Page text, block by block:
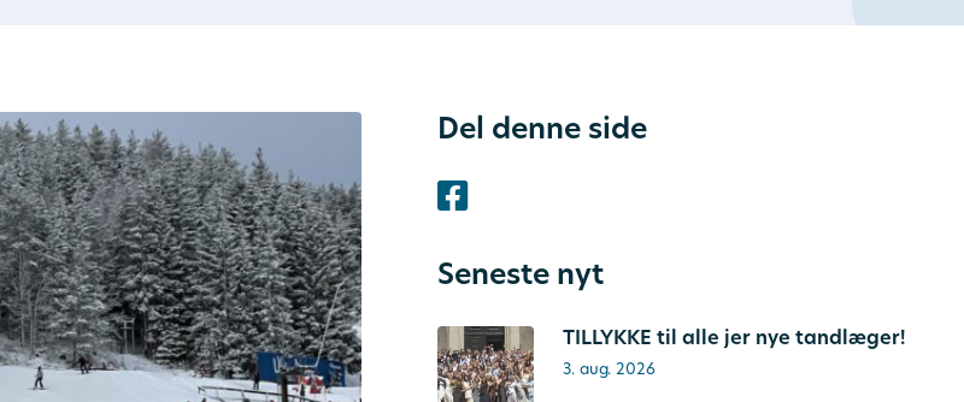
Del denne side
Seneste nyt
TILLYKKE til alle jer nye tandlæger!
3. aug. 2026